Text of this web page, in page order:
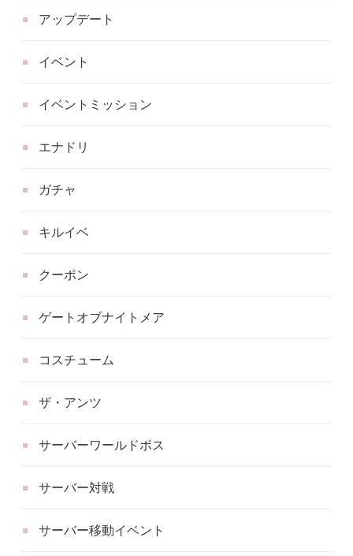
アップデート
イベント
イベントミッション
エナドリ
ガチャ
キルイベ
クーポン
ゲートオブナイトメア
コスチューム
ザ・アンツ
サーバーワールドボス
サーバー対戦
サーバー移動イベント